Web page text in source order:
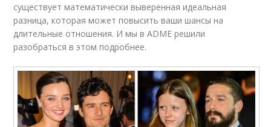
существует математически выверенная идеальная
разница, которая может повысить ваши шансы на
длительные отношения. И мы в ADME решили
разобраться в этом подробнее.